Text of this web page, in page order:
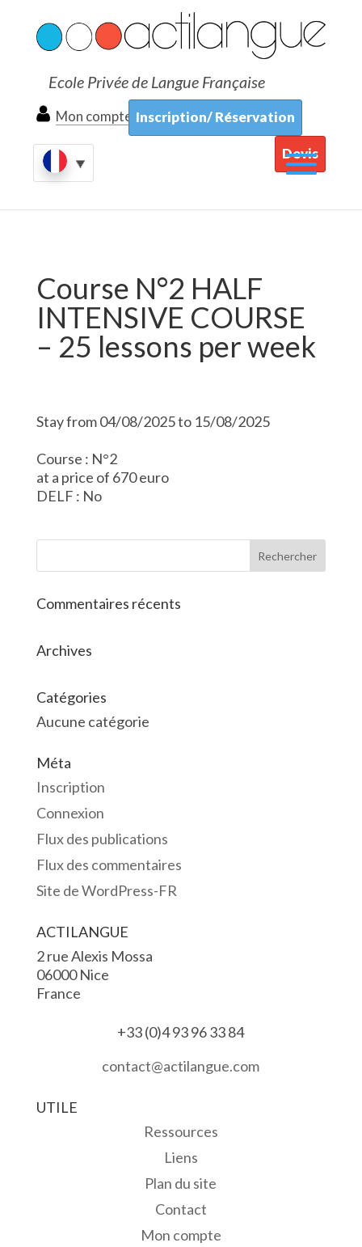
Ecole Privée de Langue Française
Mon compte Inscription/ Réservation
Devis
Course N°2 HALF
INTENSIVE COURSE
– 25 lessons per week
Stay from 04/08/2025 to 15/08/2025
Course : N°2
at a price of 670 euro
DELF : No
Commentaires récents
Archives
Catégories
Aucune catégorie
Méta
Inscription
Connexion
Flux des publications
Flux des commentaires
Site de WordPress-FR
ACTILANGUE
2 rue Alexis Mossa
06000 Nice
France
+33 (0)4 93 96 33 84
contact@actilangue.com
UTILE
Ressources
Liens
Plan du site
Contact
Mon compte